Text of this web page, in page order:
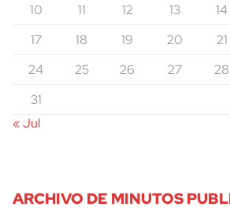
10
11 12 13 14
17
18 19 20 21
24
25 26 27 28
31
« Jul
ARCHIVO DE MINUTOS